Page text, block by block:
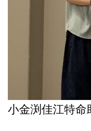
小金渕佳江特命